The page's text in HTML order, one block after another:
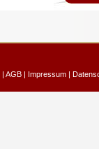
| AGB | Impressum |